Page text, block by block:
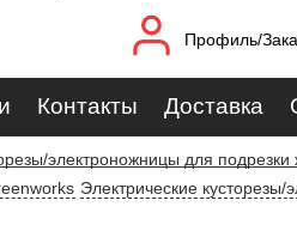
Профиль/
Контакты Доставка
электроножницы для подрезки
Электрические